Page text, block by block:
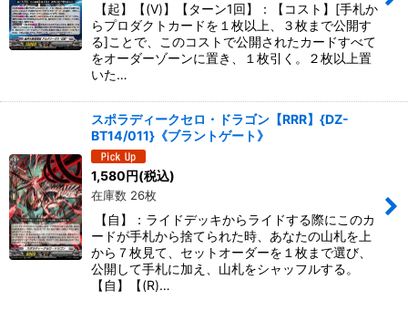
【起】【(V)】【ターン1回】：【コスト】[手札か
らプロダクトカードを１枚以上、３枚まで公開す
る]ことで、このコストで公開されたカードすべて
をオーダーゾーンに置き、１枚引く。２枚以上置
いた…
スポラディークセロ・ドラゴン【RRR】{DZ-
BT14/011}《ブラントゲート》
1,580円(税込)
在庫数 26枚
【自】：ライドデッキからライドする際にこのカ
ードが手札から捨てられた時、あなたの山札を上
から７枚見て、セットオーダーを１枚まで選び、
公開して手札に加え、山札をシャッフルする。
【自】【(R)…